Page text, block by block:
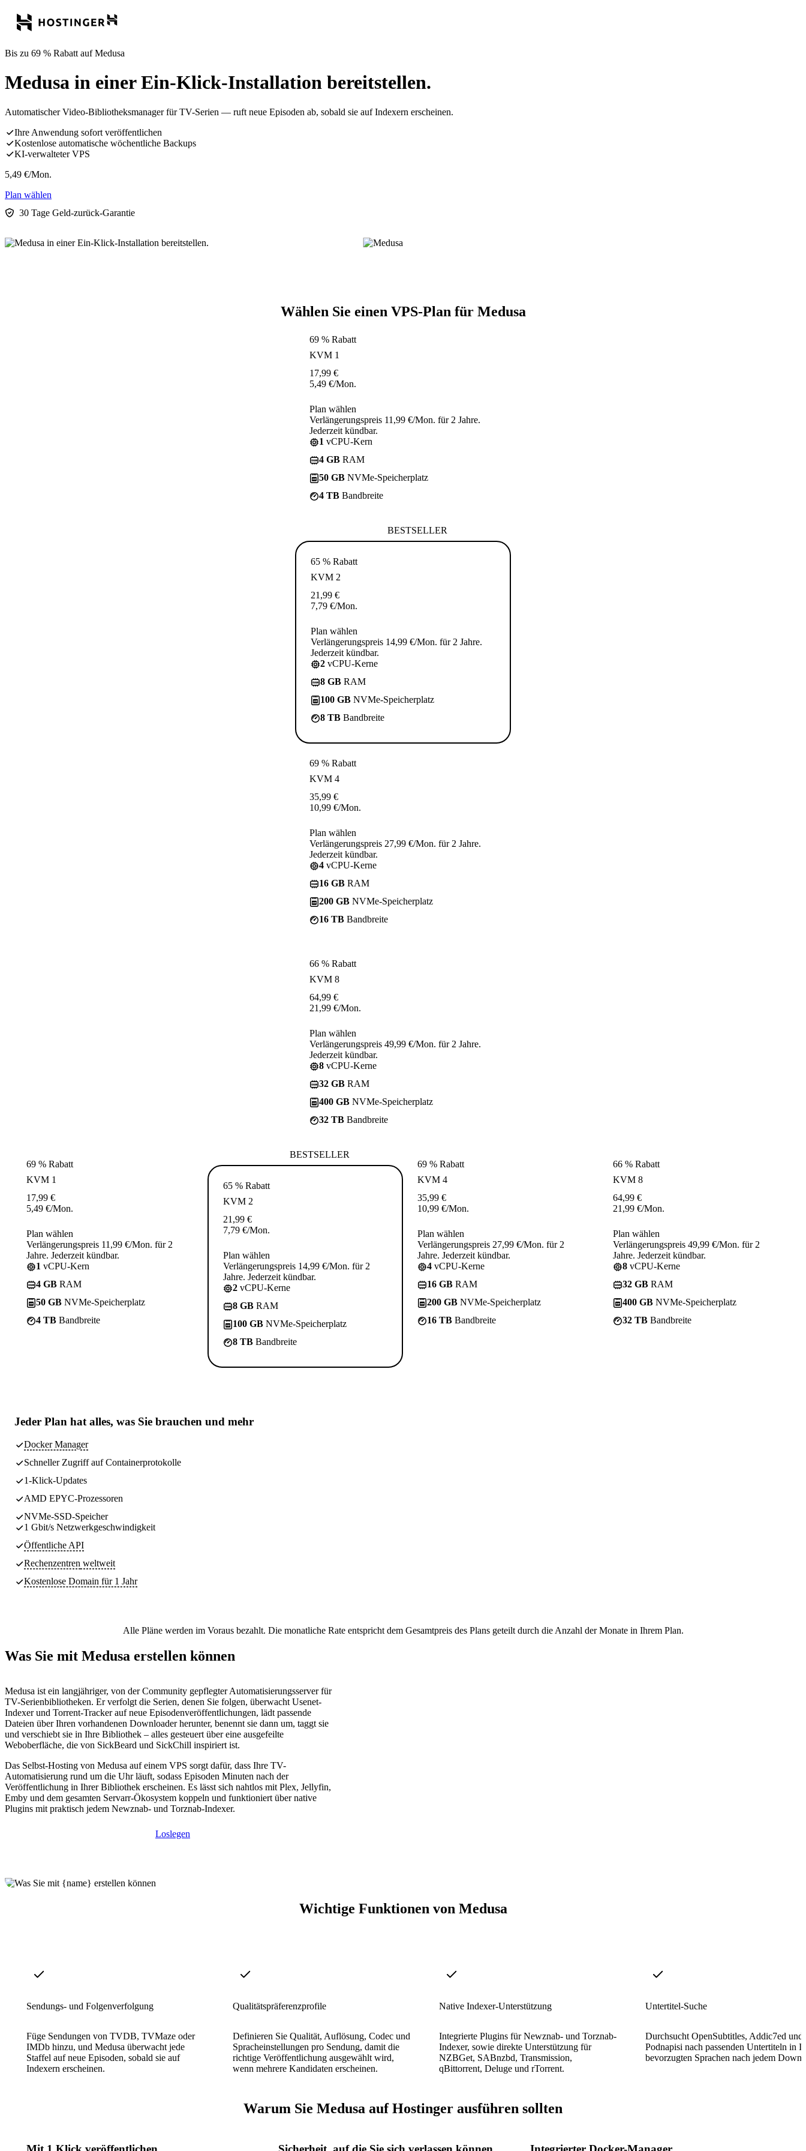
Bis zu 69 % Rabatt auf Medusa
Medusa in einer Ein-Klick-Installation bereitstellen.
Automatischer Video-Bibliotheksmanager für TV-Serien — ruft neue Episoden ab, sobald sie auf Indexern erscheinen.
Ihre Anwendung sofort veröffentlichen
Kostenlose automatische wöchentliche Backups
KI-verwalteter VPS
5,49 €/Mon.
Plan wählen
30 Tage Geld-zurück-Garantie
Wählen Sie einen VPS-Plan für Medusa
69 % Rabatt
KVM 1
17,99 €
5,49 €/Mon.
Plan wählen
Verlängerungspreis 11,99 €/Mon. für 2 Jahre.
Jederzeit kündbar.
1 vCPU-Kern
4 GB RAM
50 GB NVMe-Speicherplatz
4 TB Bandbreite
BESTSELLER
65 % Rabatt
KVM 2
21,99 €
7,79 €/Mon.
Plan wählen
Verlängerungspreis 14,99 €/Mon. für 2 Jahre.
Jederzeit kündbar.
2 vCPU-Kerne
8 GB RAM
100 GB NVMe-Speicherplatz
8 TB Bandbreite
69 % Rabatt
KVM 4
35,99 €
10,99 €/Mon.
Plan wählen
Verlängerungspreis 27,99 €/Mon. für 2 Jahre.
Jederzeit kündbar.
4 vCPU-Kerne
16 GB RAM
200 GB NVMe-Speicherplatz
16 TB Bandbreite
66 % Rabatt
KVM 8
64,99 €
21,99 €/Mon.
Plan wählen
Verlängerungspreis 49,99 €/Mon. für 2 Jahre.
Jederzeit kündbar.
8 vCPU-Kerne
32 GB RAM
400 GB NVMe-Speicherplatz
32 TB Bandbreite
69 % Rabatt
KVM 1
17,99 €
5,49 €/Mon.
Plan wählen
Verlängerungspreis 11,99 €/Mon. für 2
Jahre. Jederzeit kündbar.
1 vCPU-Kern
4 GB RAM
50 GB NVMe-Speicherplatz
4 TB Bandbreite
BESTSELLER
65 % Rabatt
KVM 2
21,99 €
7,79 €/Mon.
Plan wählen
Verlängerungspreis 14,99 €/Mon. für 2
Jahre. Jederzeit kündbar.
2 vCPU-Kerne
8 GB RAM
100 GB NVMe-Speicherplatz
8 TB Bandbreite
69 % Rabatt
KVM 4
35,99 €
10,99 €/Mon.
Plan wählen
Verlängerungspreis 27,99 €/Mon. für 2
Jahre. Jederzeit kündbar.
4 vCPU-Kerne
16 GB RAM
200 GB NVMe-Speicherplatz
16 TB Bandbreite
66 % Rabatt
KVM 8
64,99 €
21,99 €/Mon.
Plan wählen
Verlängerungspreis 49,99 €/Mon. für 2
Jahre. Jederzeit kündbar.
8 vCPU-Kerne
32 GB RAM
400 GB NVMe-Speicherplatz
32 TB Bandbreite
Jeder Plan hat alles, was Sie brauchen und mehr
Docker Manager
Schneller Zugriff auf Containerprotokolle
1-Klick-Updates
AMD EPYC-Prozessoren
NVMe-SSD-Speicher
1 Gbit/s Netzwerkgeschwindigkeit
Öffentliche API
Rechenzentren weltweit
Kostenlose Domain für 1 Jahr
Alle Pläne werden im Voraus bezahlt. Die monatliche Rate entspricht dem Gesamtpreis des Plans geteilt durch die Anzahl der Monate in Ihrem Plan.
Was Sie mit Medusa erstellen können
Medusa ist ein langjähriger, von der Community gepflegter Automatisierungsserver für
TV-Serienbibliotheken. Er verfolgt die Serien, denen Sie folgen, überwacht Usenet-
Indexer und Torrent-Tracker auf neue Episodenveröffentlichungen, lädt passende
Dateien über Ihren vorhandenen Downloader herunter, benennt sie dann um, taggt sie
und verschiebt sie in Ihre Bibliothek – alles gesteuert über eine ausgefeilte
Weboberfläche, die von SickBeard und SickChill inspiriert ist.
Das Selbst-Hosting von Medusa auf einem VPS sorgt dafür, dass Ihre TV-
Automatisierung rund um die Uhr läuft, sodass Episoden Minuten nach der
Veröffentlichung in Ihrer Bibliothek erscheinen. Es lässt sich nahtlos mit Plex, Jellyfin,
Emby und dem gesamten Servarr-Ökosystem koppeln und funktioniert über native
Plugins mit praktisch jedem Newznab- und Torznab-Indexer.
Loslegen
Wichtige Funktionen von Medusa
Sendungs- und Folgenverfolgung
Füge Sendungen von TVDB, TVMaze oder
IMDb hinzu, und Medusa überwacht jede
Staffel auf neue Episoden, sobald sie auf
Indexern erscheinen.
Qualitätspräferenzprofile
Definieren Sie Qualität, Auflösung, Codec und
Spracheinstellungen pro Sendung, damit die
richtige Veröffentlichung ausgewählt wird,
wenn mehrere Kandidaten erscheinen.
Native Indexer-Unterstützung
Integrierte Plugins für Newznab- und Torznab-
Indexer, sowie direkte Unterstützung für
NZBGet, SABnzbd, Transmission,
qBittorrent, Deluge und rTorrent.
Untertitel-Suche
Durchsucht OpenSubtitles, Addic7ed und
Podnapisi nach passenden Untertiteln in
bevorzugten Sprachen nach jedem
Warum Sie Medusa auf Hostinger ausführen sollten